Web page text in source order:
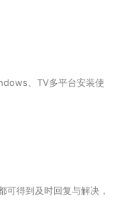
、TV多平台安装使
可得到及时回复与解决，